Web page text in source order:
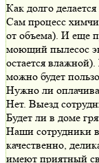
Как долго
Сам процесс
от объема). И еще
моющий пылесос
остается
можно будет
Нужно ли
Нет. Выезд
Будет ли в доме
Наши сотрудники
качественно,
имеют приятный